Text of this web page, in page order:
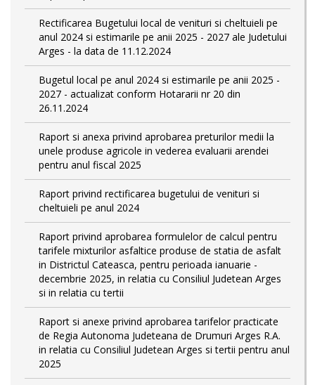
Rectificarea Bugetului local de venituri si cheltuieli pe
anul 2024 si estimarile pe anii 2025 - 2027 ale Judetului
Arges - la data de 11.12.2024
Bugetul local pe anul 2024 si estimarile pe anii 2025 -
2027 - actualizat conform Hotararii nr 20 din
26.11.2024
Raport si anexa privind aprobarea preturilor medii la
unele produse agricole in vederea evaluarii arendei
pentru anul fiscal 2025
Raport privind rectificarea bugetului de venituri si
cheltuieli pe anul 2024
Raport privind aprobarea formulelor de calcul pentru
tarifele mixturilor asfaltice produse de statia de asfalt
in Districtul Cateasca, pentru perioada ianuarie -
decembrie 2025, in relatia cu Consiliul Judetean Arges
si in relatia cu tertii
Raport si anexe privind aprobarea tarifelor practicate
de Regia Autonoma Judeteana de Drumuri Arges R.A.
in relatia cu Consiliul Judetean Arges si tertii pentru anul
2025